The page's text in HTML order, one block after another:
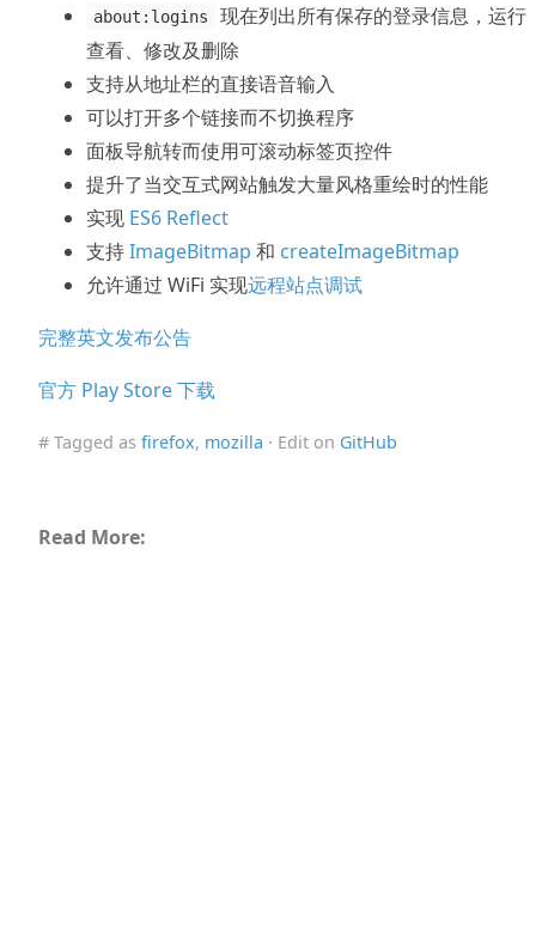
about:logins
现在列出所有保存的登录信息，运行
查看、修改及删除
支持从地址栏的直接语音输入
可以打开多个链接而不切换程序
面板导航转而使用可滚动标签页控件
提升了当交互式网站触发大量风格重绘时的性能
实现 ES6 Reflect
支持ImageBitmap 和 createImageBitmap
允许通过 WiFi 实现远程站点调试
完整英文发布公告
官方 Play Store 下载
# Tagged as firefox, mozilla · Edit on GitHub
Read More: